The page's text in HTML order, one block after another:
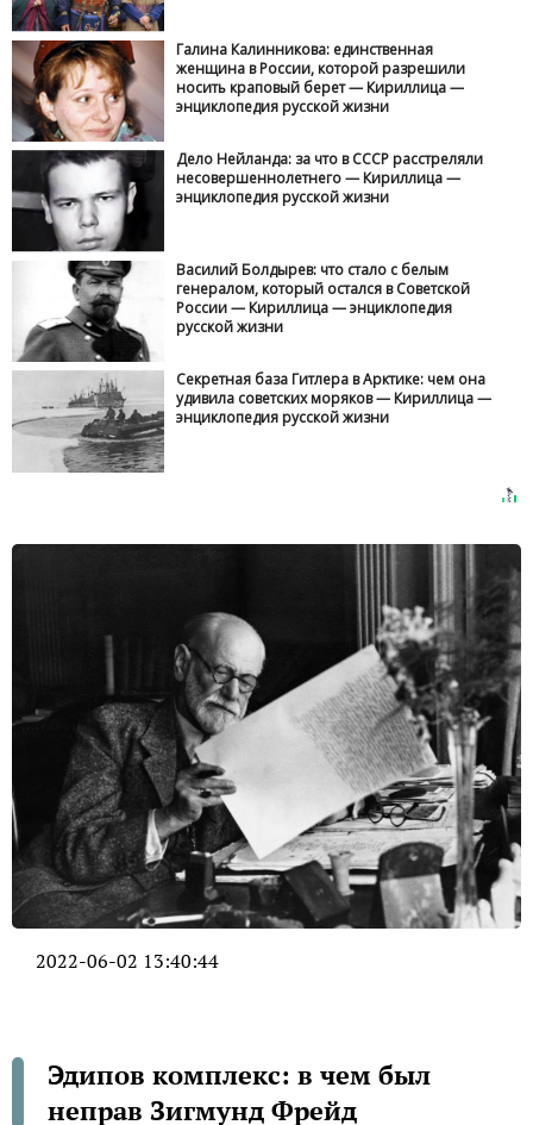
Галина Калинникова: единственная
женщина в России, которой разрешили
носить краповый берет — Кириллица —
энциклопедия русской жизни
Дело Нейланда: за что в СССР расстреляли
несовершеннолетнего — Кириллица —
энциклопедия русской жизни
Василий Болдырев: что стало с белым
генералом, который остался в Советской
России — Кириллица — энциклопедия
русской жизни
Секретная база Гитлера в Арктике: чем она
удивила советских моряков — Кириллица —
энциклопедия русской жизни
2022-06-02 13:40:44
Эдипов комплекс: в чем был
неправ Зигмунд Фрейд